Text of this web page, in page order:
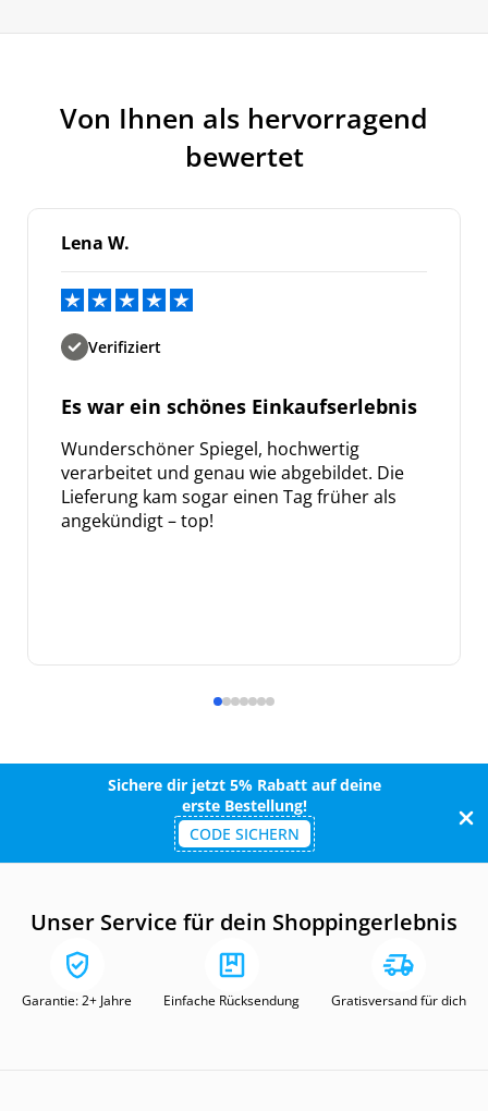
Von Ihnen als hervorragend
bewertet
Lena W.
Verifiziert
Es war ein schönes Einkaufserlebnis
Wunderschöner Spiegel, hochwertig
verarbeitet und genau wie abgebildet. Die
Lieferung kam sogar einen Tag früher als
angekündigt – top!
Sichere dir jetzt 5% Rabatt auf deine
erste Bestellung!
CODE SICHERN
Unser Service für dein Shoppingerlebnis
Garantie: 2+ Jahre Einfache Rücksendung Gratisversand für dich
Bleiben Sie auf dem Laufenden über
Neuigkeiten und Angebote.
Weitere Informationen darüber, wie wir Ihre Daten für